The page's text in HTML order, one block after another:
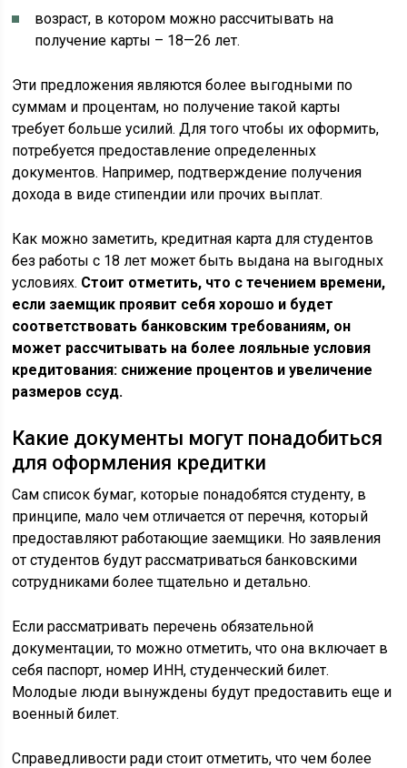
возраст, в котором можно рассчитывать на
получение карты – 18—26 лет.
Эти предложения являются более выгодными по
суммам и процентам, но получение такой карты
требует больше усилий. Для того чтобы их оформить,
потребуется предоставление определенных
документов. Например, подтверждение получения
дохода в виде стипендии или прочих выплат.
Как можно заметить, кредитная карта для студентов
без работы с 18 лет может быть выдана на выгодных
условиях. Стоит отметить, что с течением времени,
если заемщик проявит себя хорошо и будет
соответствовать банковским требованиям, он
может рассчитывать на более лояльные условия
кредитования: снижение процентов и увеличение
размеров ссуд.
Какие документы могут понадобиться
для оформления кредитки
Сам список бумаг, которые понадобятся студенту, в
принципе, мало чем отличается от перечня, который
предоставляют работающие заемщики. Но заявления
от студентов будут рассматриваться банковскими
сотрудниками более тщательно и детально.
Если рассматривать перечень обязательной
документации, то можно отметить, что она включает в
себя паспорт, номер ИНН, студенческий билет.
Молодые люди вынуждены будут предоставить еще и
военный билет.
Справедливости ради стоит отметить, что чем более